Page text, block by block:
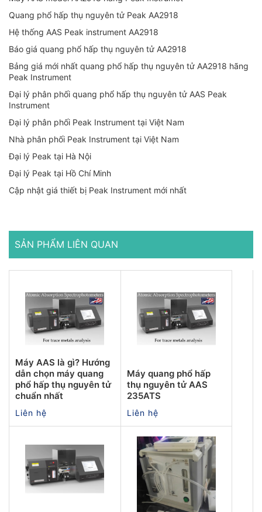
Quang phổ hấp thụ nguyên tử Peak AA2918
Hệ thống AAS Peak instrument AA2918
Báo giá quang phổ hấp thụ nguyên tử AA2918
Bảng giá mới nhất quang phổ hấp thụ nguyên tử AA2918 hãng
Peak Instrument
Đại lý phân phối quang phổ hấp thụ nguyên tử AAS Peak
Instrument
Đại lý phân phối Peak Instrument tại Việt Nam
Nhà phân phối Peak Instrument tại Việt Nam
Đại lý Peak tại Hà Nội
Đại lý Peak tại Hồ Chí Minh
Cập nhật giá thiết bị Peak Instrument mới nhất
SẢN PHẨM LIÊN QUAN
Máy AAS là gì? Hướng
dẫn chọn máy quang
phổ hấp thụ nguyên tử
chuẩn nhất
Liên hệ
Máy quang phổ hấp
thụ nguyên tử AAS
235ATS
Liên hệ